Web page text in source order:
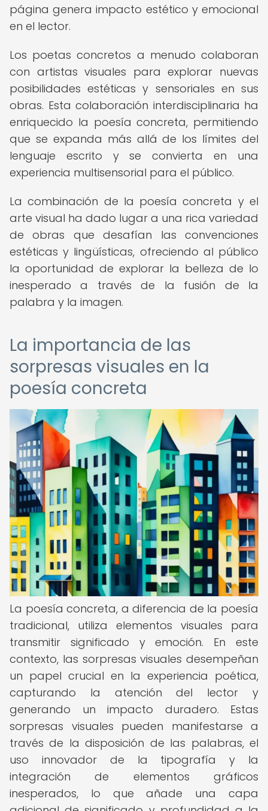
página genera impacto estético y emocional
en el lector.
Los poetas concretos a menudo colaboran
con artistas visuales para explorar nuevas
posibilidades estéticas y sensoriales en sus
obras. Esta colaboración interdisciplinaria ha
enriquecido la poesía concreta, permitiendo
que se expanda más allá de los límites del
lenguaje escrito y se convierta en una
experiencia multisensorial para el público.
La combinación de la poesía concreta y el
arte visual ha dado lugar a una rica variedad
de obras que desafían las convenciones
estéticas y lingüísticas, ofreciendo al público
la oportunidad de explorar la belleza de lo
inesperado a través de la fusión de la
palabra y la imagen.
La importancia de las
sorpresas visuales en la
poesía concreta
La poesía concreta, a diferencia de la poesía
tradicional, utiliza elementos visuales para
transmitir significado y emoción. En este
contexto, las sorpresas visuales desempeñan
un papel crucial en la experiencia poética,
capturando la atención del lector y
generando un impacto duradero. Estas
sorpresas visuales pueden manifestarse a
través de la disposición de las palabras, el
uso innovador de la tipografía y la
integración de elementos gráficos
inesperados, lo que añade una capa